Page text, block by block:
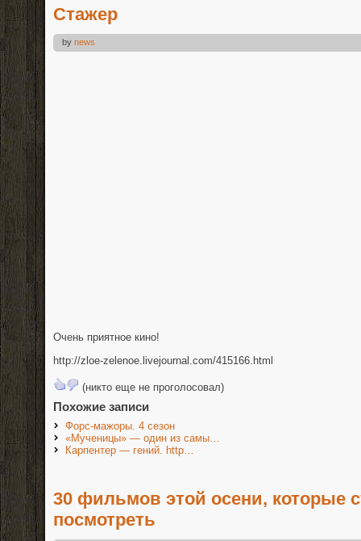
Стажер
by news
Очень приятное кино!
http://zloe-zelenoe.livejournal.com/415166.html
(никто еще не проголосовал)
Похожие записи
Форс-мажоры. 4 сезон
«Мученицы» — один из самы…
Карпентер — гений. http…
30 фильмов этой осени, которые
посмотреть